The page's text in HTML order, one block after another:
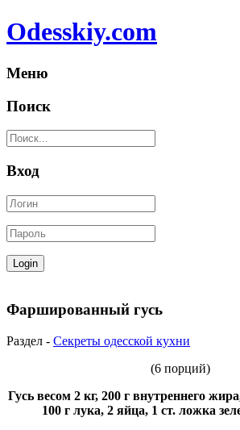
Odesskiy.com
Меню
Поиск
Вход
Фаршированный гусь
Раздел - Секреты одесской кухни
(6 порций)
Гусь весом 2 кг, 200 г внутреннего
100 г лука, 2 яйца, 1 ст. ложка